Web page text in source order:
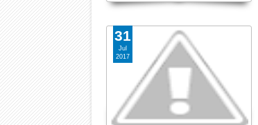
31
Jul
2017